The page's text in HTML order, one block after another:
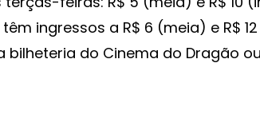
ingressos a R$ 6 (meia) e R$
bilheteria do Cinema do Dragão